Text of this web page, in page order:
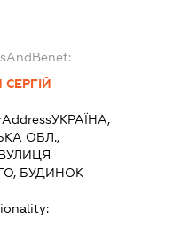
УКРАЇНА,
ОБЛ.,
БУДИНОК